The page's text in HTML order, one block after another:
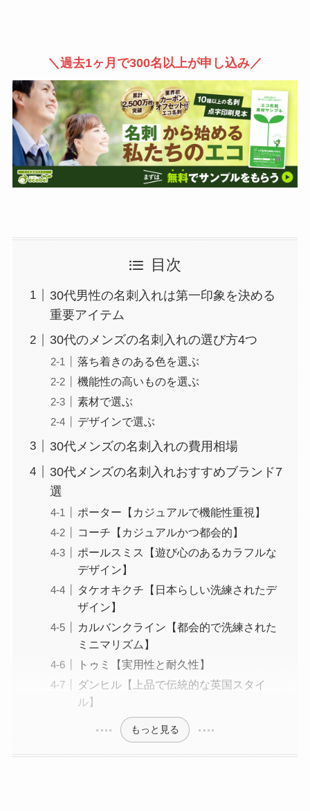
＼過去1ヶ月で300名以上が申し込み／
目次
30代男性の名刺入れは第一印象を決める
重要アイテム
30代のメンズの名刺入れの選び方4つ
落ち着きのある色を選ぶ
機能性の高いものを選ぶ
素材で選ぶ
デザインで選ぶ
30代メンズの名刺入れの費用相場
30代メンズの名刺入れおすすめブランド7
選
ポーター【カジュアルで機能性重視】
コーチ【カジュアルかつ都会的】
ポールスミス【遊び心のあるカラフルな
デザイン】
タケオキクチ【日本らしい洗練されたデ
ザイン】
カルバンクライン【都会的で洗練された
ミニマリズム】
トゥミ【実用性と耐久性】
ダンヒル【上品で伝統的な英国スタイ
ル】
もっと見る